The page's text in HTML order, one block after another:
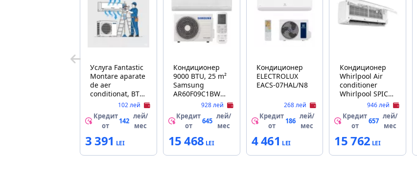
Услуга Fantastic
Montare aparate
de aer
conditionat, BTU
102 лей
Кредит
от
142
лей/
мес
3 391
Кондиционер
9000 BTU, 25 m²
Samsung
AR60F09C1BWNUA
INVERTER R32
WI-FI
928 лей
Кредит
от
645
лей/
мес
15 468
Кондиционер
ELECTROLUX
EACS-07HAL/N8
268 лей
Кредит
от
186
лей/
мес
4 461
Кондиционер
Whirlpool Air
conditioner
Whirlpool SPICR
318W 18000BTU
946 лей
Кредит
от
657
лей/
мес
15 762